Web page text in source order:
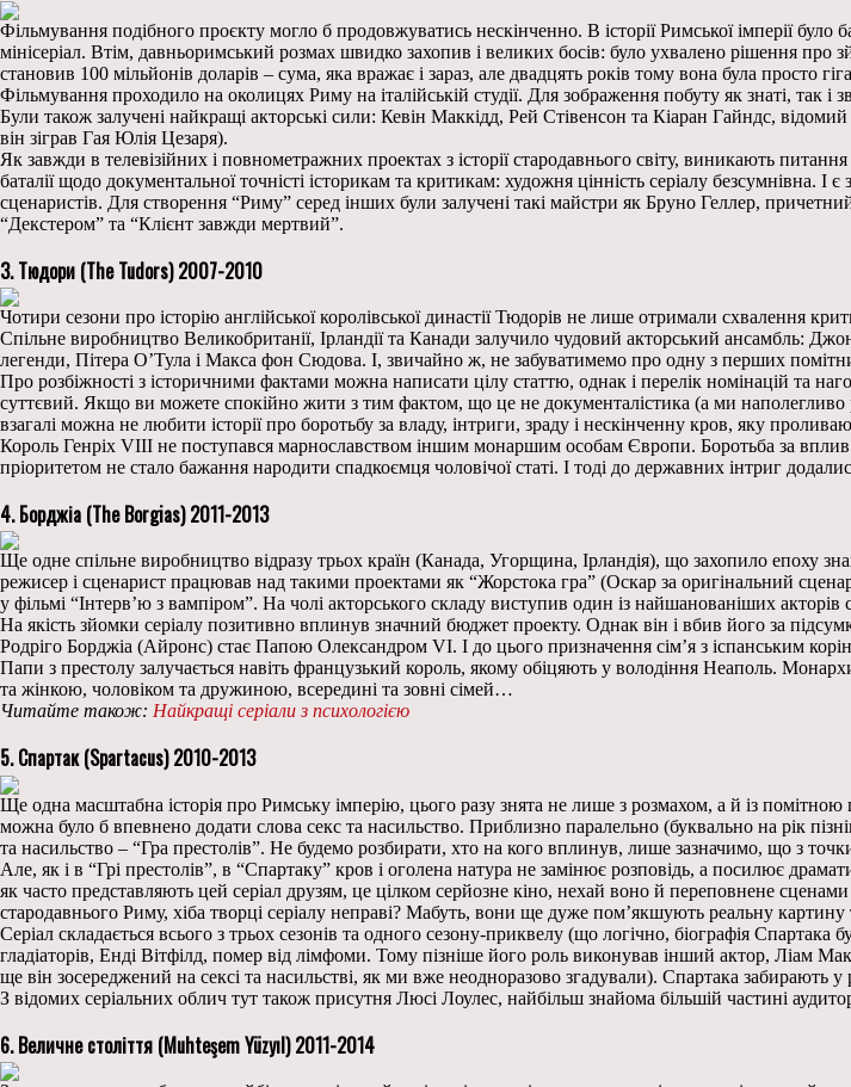
Фільмування подібного проєкту могло б продовжуватись нескінченно. В історії Римської імперії
мінісеріал. Втім, давньоримський розмах швидко захопив і великих босів: було ухвалено рішення про
становив 100 мільйонів доларів – сума, яка вражає і зараз, але двадцять років тому вона була просто
Фільмування проходило на околицях Риму на італійській студії. Для зображення побуту як знаті, так
Були також залучені найкращі акторські сили: Кевін Маккідд, Рей Стівенсон та Кіаран Гайндс,
він зіграв Гая Юлія Цезаря).
Як завжди в телевізійних і повнометражних проектах з історії стародавнього світу, виникають
баталії щодо документальної точністі історикам та критикам: художня цінність серіалу безсумнівна.
сценаристів. Для створення “Риму” серед інших були залучені такі майстри як Бруно Геллер,
“Декстером” та “Клієнт завжди мертвий”.
3. Тюдори (The Tudors) 2007-2010
Чотири сезони про історію англійської королівської династії Тюдорів не лише отримали схвалення
Спільне виробництво Великобританії, Ірландії та Канади залучило чудовий акторський ансамбль:
легенди, Пітера О’Тула і Макса фон Сюдова. І, звичайно ж, не забуватимемо про одну з перших
Про розбіжності з історичними фактами можна написати цілу статтю, однак і перелік номінацій та
суттєвий. Якщо ви можете спокійно жити з тим фактом, що це не документалістика (а ми
взагалі можна не любити історії про боротьбу за владу, інтриги, зраду і нескінченну кров, яку
Король Генріх VIII не поступався марнославством іншим монаршим особам Європи. Боротьба за
пріоритетом не стало бажання народити спадкоємця чоловічої статі. І тоді до державних інтриг
4. Борджіа (The Borgias) 2011-2013
Ще одне спільне виробництво відразу трьох країн (Канада, Угорщина, Ірландія), що захопило епоху
режисер і сценарист працював над такими проектами як “Жорстока гра” (Оскар за оригінальний
у фільмі “Інтерв’ю з вампіром”. На чолі акторського складу виступив один із найшанованіших
На якість зйомки серіалу позитивно вплинув значний бюджет проекту. Однак він і вбив його за
Родріго Борджіа (Айронс) стає Папою Олександром VI. І до цього призначення сім’я з іспанським
Папи з престолу залучається навіть французький король, якому обіцяють у володіння Неаполь.
та жінкою, чоловіком та дружиною, всередині та зовні сімей…
Читайте також: Найкращі серіали з психологією
5. Спартак (Spartacus) 2010-2013
Ще одна масштабна історія про Римську імперію, цього разу знята не лише з розмахом, а й із
можна було б впевнено додати слова секс та насильство. Приблизно паралельно (буквально на рік
та насильство – “Гра престолів”. Не будемо розбирати, хто на кого вплинув, лише зазначимо, що з
Але, як і в “Грі престолів”, в “Спартаку” кров і оголена натура не замінює розповідь, а посилює
як часто представляють цей серіал друзям, це цілком серйозне кіно, нехай воно й переповнене
стародавнього Риму, хіба творці серіалу неправі? Мабуть, вони ще дуже пом’якшують реальну
Серіал складається всього з трьох сезонів та одного сезону-приквелу (що логічно, біографія
гладіаторів, Енді Вітфілд, помер від лімфоми. Тому пізніше його роль виконував інший актор, Ліам
ще він зосереджений на сексі та насильстві, як ми вже неодноразово згадували). Спартака забирають
З відомих серіальних облич тут також присутня Люсі Лоулес, найбільш знайома більшій частині
6. Величне століття (Muhteşem Yüzyıl) 2011-2014